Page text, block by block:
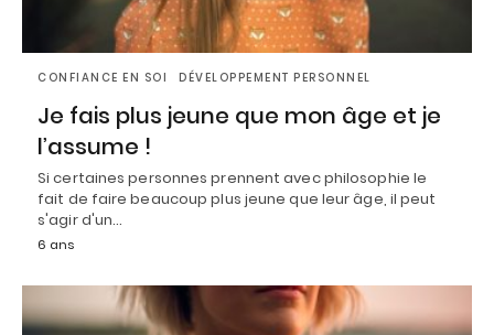
CONFIANCE EN SOI DÉVELOPPEMENT PERSONNEL
Je fais plus jeune que mon âge et je
l’assume !
Si certaines personnes prennent avec philosophie le
fait de faire beaucoup plus jeune que leur âge, il peut
s'agir d'un…
6 ans